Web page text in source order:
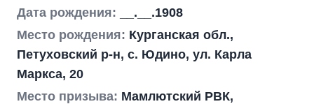
Дата рождения:
__.__.1908
Место рождения: Курганская обл.,
Петуховский р-н, с. Юдино, ул. Карла
Маркса, 20
Место призыва: Мамлютский РВК,